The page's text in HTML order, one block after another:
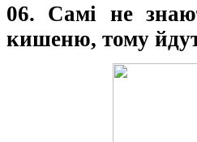
06. Самі не
кишеню, тому